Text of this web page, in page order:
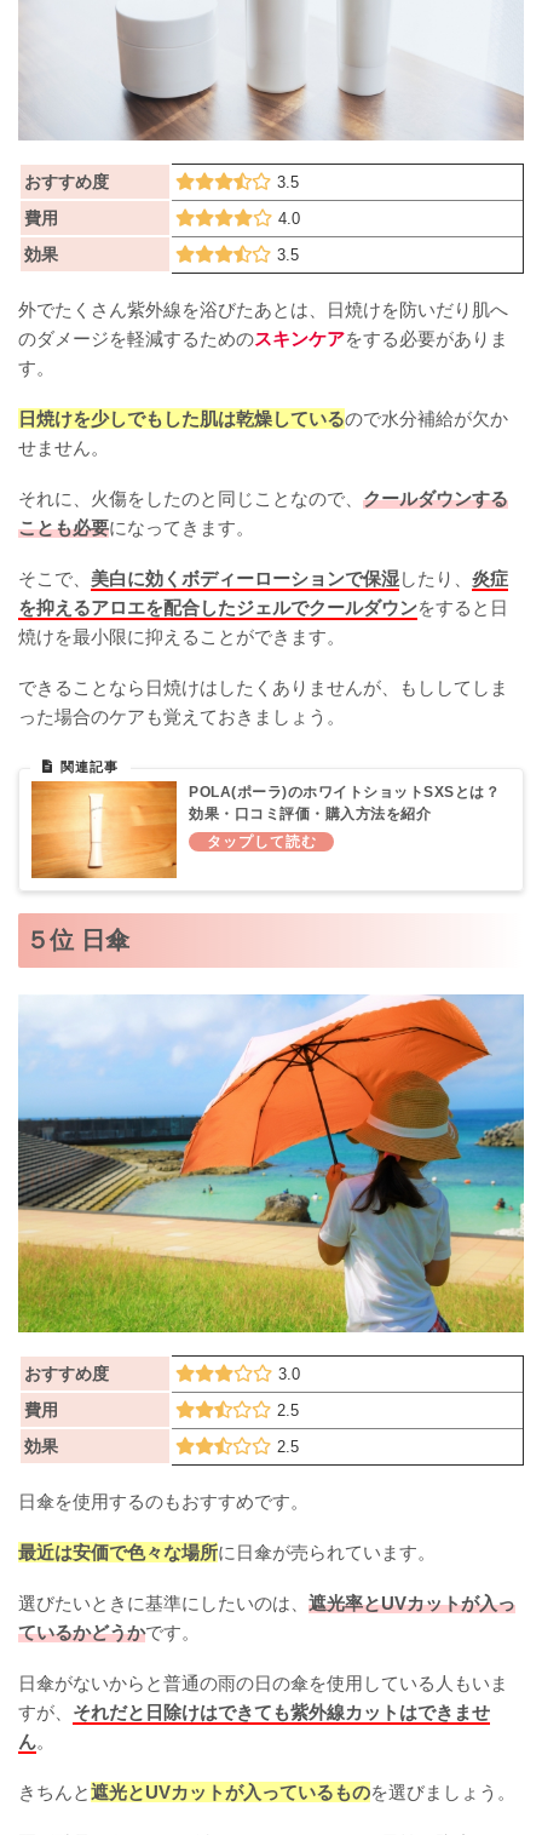
おすすめ度 3.5
費用 4.0
効果 3.5
外でたくさん紫外線を浴びたあとは、日焼けを防いだり肌へ
のダメージを軽減するためのスキンケアをする必要がありま
す。
日焼けを少しでもした肌は乾燥しているので水分補給が欠か
せません。
それに、火傷をしたのと同じことなので、 クールダウンする
ことも必要になってきます。
そこで、 美白に効くボディーローションで保湿したり、 炎症
を抑えるアロエを配合したジェルでクールダウンをすると日
焼けを最小限に抑えることができます。
できることなら日焼けはしたくありませんが、もししてしま
った場合のケアも覚えておきましょう。
POLA(ポーラ)のホワイトショットSXSとは？
効果・口コミ評価・購入方法を紹介
５位 日傘
おすすめ度 3.0
費用 2.5
効果 2.5
日傘を使用するのもおすすめです。
最近は安価で色々な場所に日傘が売られています。
選びたいときに基準にしたいのは、 遮光率とUVカットが入っ
ているかどうかです。
日傘がないからと普通の雨の日の傘を使用している人もいま
すが、 それだと日除けはできても紫外線カットはできませ
ん。
きちんと遮光とUVカットが入っているものを選びましょう。